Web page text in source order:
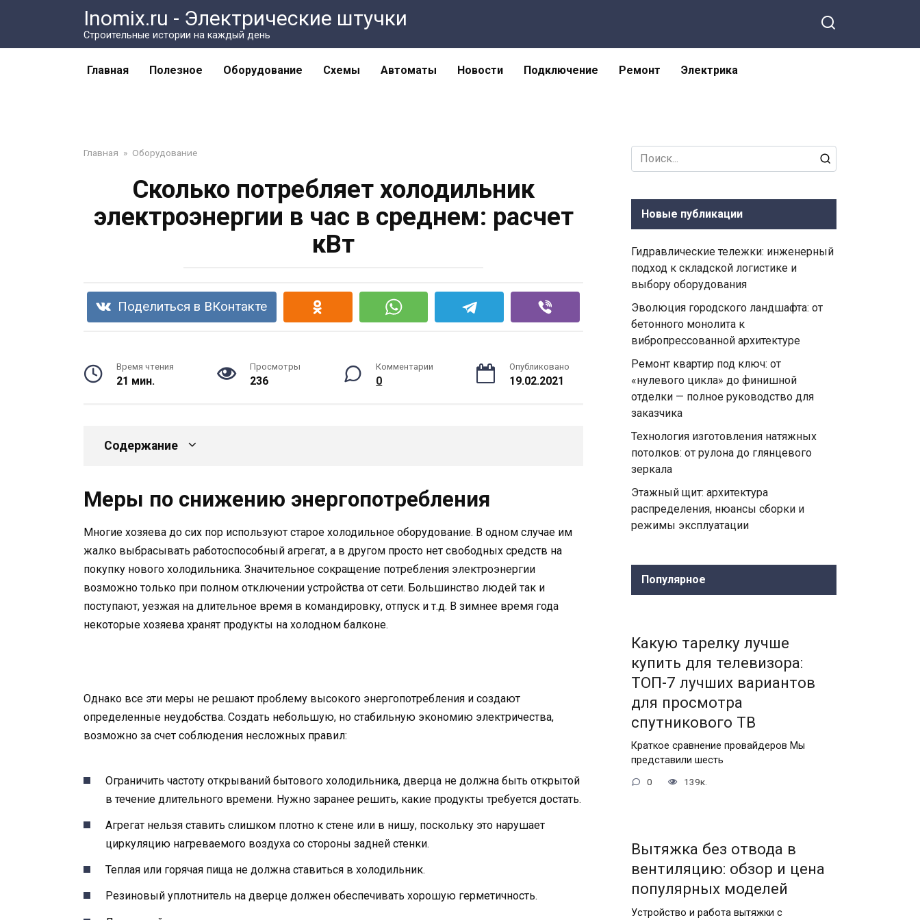
Inomix.ru - Электрические штучки
Cтроительные истории на каждый день
Главная Полезное Оборудование Схемы Автоматы Новости Подключение Ремонт Электрика
Главная » Оборудование
Сколько потребляет холодильник
электроэнергии в час в среднем: расчет
кВт
Поделиться в ВКонтакте
Время чтения
21 мин.
Просмотры
236
Комментарии
0
Опубликовано
19.02.2021
Содержание
Меры по снижению энергопотребления
Многие хозяева до сих пор используют старое холодильное оборудование. В одном случае им
жалко выбрасывать работоспособный агрегат, а в другом просто нет свободных средств на
покупку нового холодильника. Значительное сокращение потребления электроэнергии
возможно только при полном отключении устройства от сети. Большинство людей так и
поступают, уезжая на длительное время в командировку, отпуск и т.д. В зимнее время года
некоторые хозяева хранят продукты на холодном балконе.
Однако все эти меры не решают проблему высокого энергопотребления и создают
определенные неудобства. Создать небольшую, но стабильную экономию электричества,
возможно за счет соблюдения несложных правил:
Ограничить частоту открываний бытового холодильника, дверца не должна быть открытой
в течение длительного времени. Нужно заранее решить, какие продукты требуется достать.
Агрегат нельзя ставить слишком плотно к стене или в нишу, поскольку это нарушает
циркуляцию нагреваемого воздуха со стороны задней стенки.
Теплая или горячая пища не должна ставиться в холодильник.
Резиновый уплотнитель на дверце должен обеспечивать хорошую герметичность.
Search
for:
Новые публикации
Гидравлические тележки: инженерный
подход к складской логистике и
выбору оборудования
Эволюция городского ландшафта: от
бетонного монолита к
вибропрессованной архитектуре
Ремонт квартир под ключ: от
«нулевого цикла» до финишной
отделки — полное руководство для
заказчика
Технология изготовления натяжных
потолков: от рулона до глянцевого
зеркала
Этажный щит: архитектура
распределения, нюансы сборки и
режимы эксплуатации
Популярное
Какую тарелку лучше
купить для телевизора:
ТОП-7 лучших вариантов
для просмотра
спутникового ТВ
Краткое сравнение провайдеров Мы
представили шесть
0 139к.
Вытяжка без отвода в
вентиляцию: обзор и цена
популярных моделей
Устройство и работа вытяжки с